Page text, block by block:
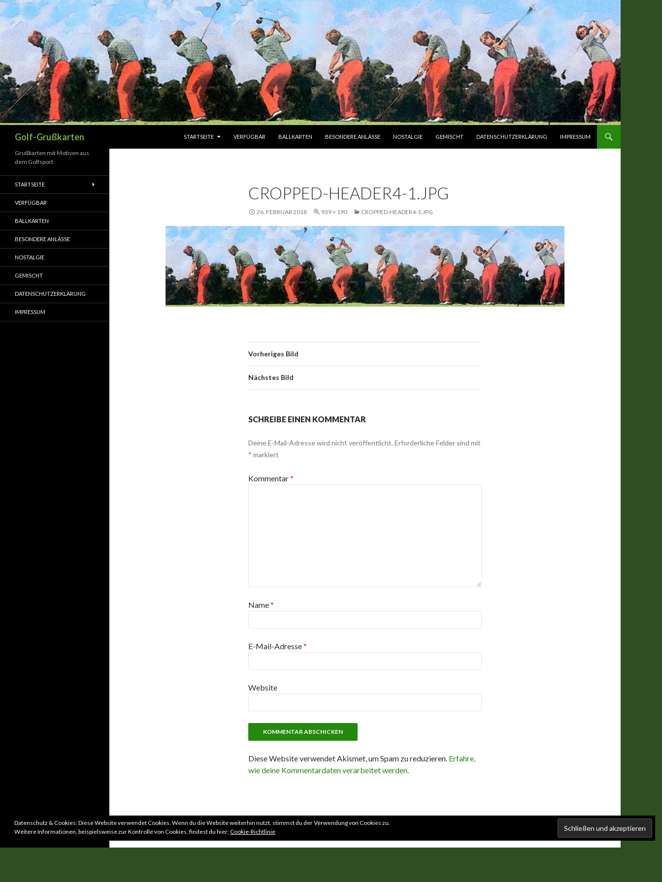
Golf-Grußkarten
STARTSEITE
VERFÜGBAR BALLKARTEN BESONDERE ANLÄSSE NOSTALGIE GEMISCHT DATENSCHUTZERKLÄRUNG IMPRESSUM
CROPPED-HEADER4-1.JPG
26. FEBRUAR 2018 939 × 190 CROPPED-HEADER4-1.JPG
Vorheriges Bild
Nächstes Bild
SCHREIBE EINEN KOMMENTAR
Deine E-Mail-Adresse wird nicht veröffentlicht. Erforderliche Felder sind mit
* markiert
Kommentar*
Name*
E-Mail-Adresse*
Website
Diese Website verwendet Akismet, um Spam zu reduzieren. Erfahre,
wie deine Kommentardaten verarbeitet werden.
Grußkarten mit Motiven aus
dem Golfsport
STARTSEITE
VERFÜGBAR
BALLKARTEN
BESONDERE ANLÄSSE
NOSTALGIE
GEMISCHT
DATENSCHUTZERKLÄRUNG
IMPRESSUM
Datenschutz & Cookies: Diese Website verwendet Cookies. Wenn du die Website weiterhin nutzt, stimmst du der Verwendung von Cookies zu.
Weitere Informationen, beispielsweise zur Kontrolle von Cookies, findest du hier:Cookie-Richtlinie